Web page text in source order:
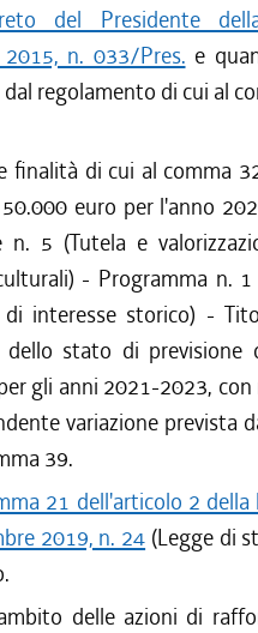
del Presidente
n. 033/Pres. e
dal regolamento di cui al
finalità di cui al comma
euro per l'anno
n. 5 (Tutela e
- Programma n. 1
interesse storico) -
dello stato di previsione
gli anni 2021-2023,
variazione prevista
39.
21 dell'articolo 2 della
2019, n. 24 (Legge di
delle azioni di